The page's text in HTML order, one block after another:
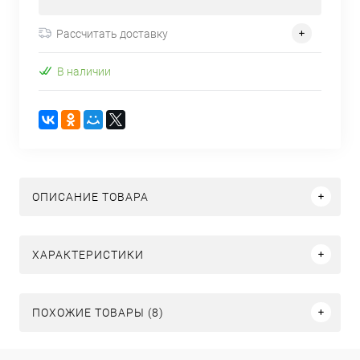
Рассчитать доставку
В наличии
ОПИСАНИЕ ТОВАРА
ХАРАКТЕРИСТИКИ
ПОХОЖИЕ ТОВАРЫ (8)